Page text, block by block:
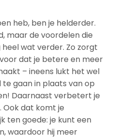
heb, ben je helderder.
maar de voordelen die
wat verder. Zo zorgt
dat je betere en meer
– ineens lukt het wel
gaan in plaats van op
Daarnaast verbetert je
Ook dat komt je
ten goede: je kunt een
waardoor hij meer